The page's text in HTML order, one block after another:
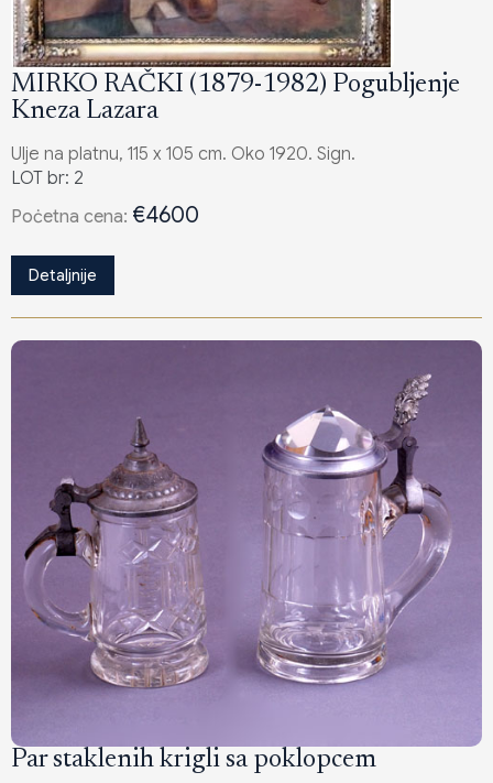
MIRKO RAČKI (1879-1982) Pogubljenje
Kneza Lazara
Ulje na platnu, 115 x 105 cm. Oko 1920. Sign.
LOT br: 2
Poċetna cena: €4600
Detaljnije
Par staklenih krigli sa poklopcem